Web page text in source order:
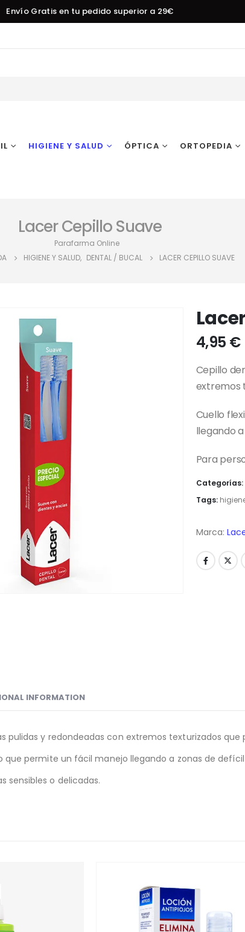
Envío Gratis en tu pedido superior a 29€
HIGIENE Y SALUD ÓPTICA ORTOPEDIA
Lacer Cepillo Suave
Parafarma Online
HIGIENE Y SALUD, DENTAL / BUCAL LACER CEPILLO SUAVE
4,95 €
Cepillo
extremos
Cuello
llegando
Para
Categorías:
Tags:
Marca:
INFORMATION
pulidas y redondeadas con extremos texturizados que
que permite un fácil manejo llegando a zonas de
sensibles o delicadas.